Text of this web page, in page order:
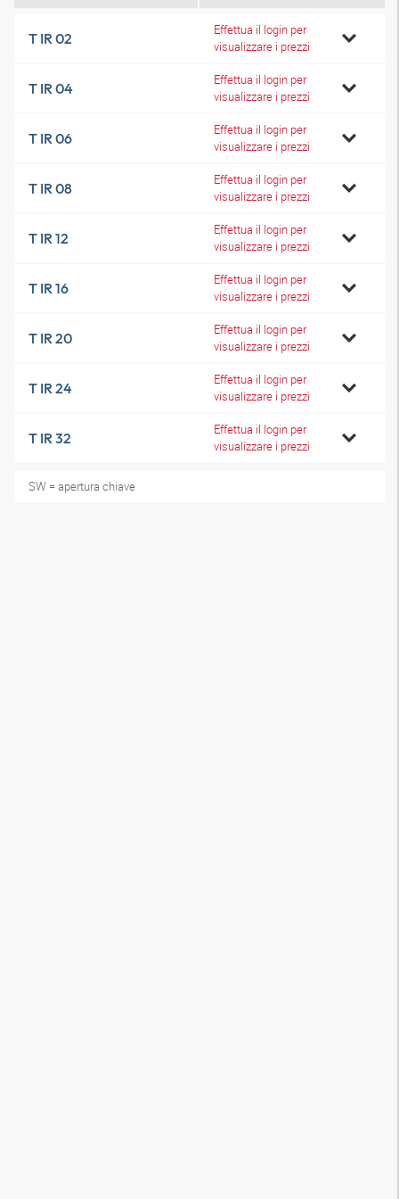
T IR 02
Effettua il login per
visualizzare i prezzi
T IR 04
Effettua il login per
visualizzare i prezzi
T IR 06
Effettua il login per
visualizzare i prezzi
T IR 08
Effettua il login per
visualizzare i prezzi
T IR 12
Effettua il login per
visualizzare i prezzi
T IR 16
Effettua il login per
visualizzare i prezzi
T IR 20
Effettua il login per
visualizzare i prezzi
T IR 24
Effettua il login per
visualizzare i prezzi
T IR 32
Effettua il login per
visualizzare i prezzi
SW = apertura chiave